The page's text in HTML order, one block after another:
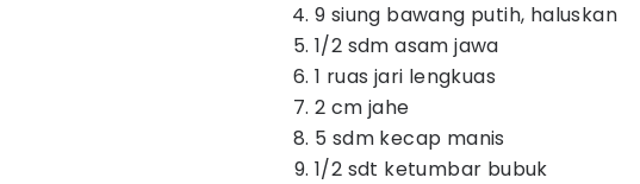
9 siung bawang putih, haluskan
1/2 sdm asam jawa
1 ruas jari lengkuas
2 cm jahe
5 sdm kecap manis
1/2 sdt ketumbar bubuk